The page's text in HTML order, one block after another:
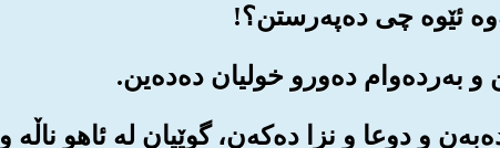
ده‌به‌ن و دوعا و نزا ده‌که‌ن، گوێیان له ئا‌هو ناڵه و